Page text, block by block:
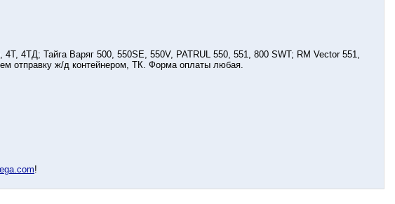
4ТД; Тайга Варяг 500, 550SE, 550V, PATRUL 550, 551, 800 SWT; RM Vector 551,
отправку ж/д контейнером, ТК. Форма оплаты любая.
!